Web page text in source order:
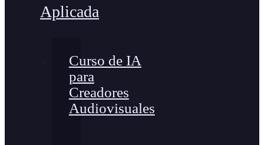
Aplicada
Curso de IA
para
Creadores
Audiovisuales